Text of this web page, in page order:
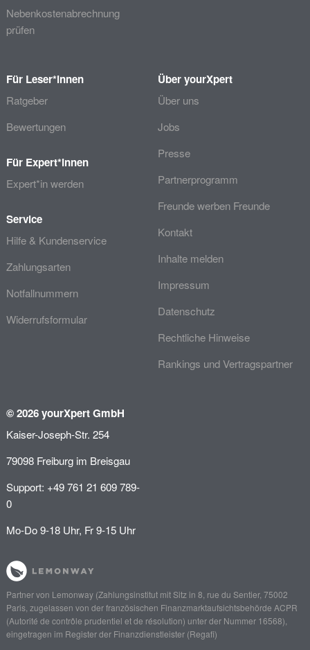
Nebenkostenabrechnung
prüfen
Für Leser*innen
Ratgeber
Bewertungen
Für Expert*innen
Expert*in werden
Service
Hilfe & Kundenservice
Zahlungsarten
Notfallnummern
Widerrufsformular
Über yourXpert
Über uns
Jobs
Presse
Partnerprogramm
Freunde werben Freunde
Kontakt
Inhalte melden
Impressum
Datenschutz
Rechtliche Hinweise
Rankings und Vertragspartner
© 2026 yourXpert GmbH
Kaiser-Joseph-Str. 254
79098 Freiburg im Breisgau
Support: +49 761 21 609 789-
0
Mo-Do 9-18 Uhr, Fr 9-15 Uhr
Partner von Lemonway(Zahlungsinstitut mit Sitz in 8, rue du Sentier, 75002
Paris, zugelassen von der französischen Finanzmarktaufsichtsbehörde ACPR
(Autorité de contrôle prudentiel et de résolution) unter der Nummer 16568),
eingetragen im Register der Finanzdienstleister (Regafi)